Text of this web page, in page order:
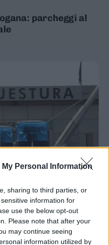
My Personal Information
sharing to third parties, or
information for
use the below opt-out
Please note that after your
may continue seeing
information utilized by
parcheggi al
Casapound: solo
attraverso Twitter e il
sarebbe stato
da una decina di